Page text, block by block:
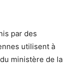
par des
utilisent à
ministère de la